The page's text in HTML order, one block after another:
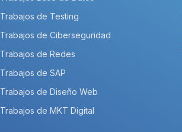
Trabajos de Testing
Trabajos de Ciberseguridad
Trabajos de Redes
Trabajos de SAP
Trabajos de Diseño Web
Trabajos de MKT Digital